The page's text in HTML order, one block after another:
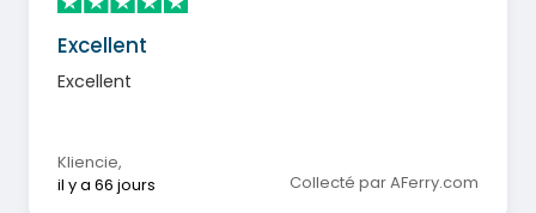
Excellent
Excellent
Kliencie,
il y a 66 jours
Collecté par AFerry.com